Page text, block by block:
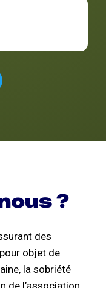
?
des
objet de
la sobriété